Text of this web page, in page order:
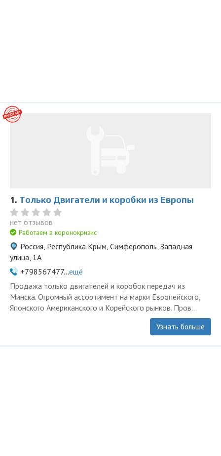
1. Только Двигатели и коробки из Европы
нет отзывов
Работаем в коронокризис
Россия, Республика Крым, Симферополь, Западная
улица, 1А
+798567477...ещё
Продажа только двигателей и коробок передач из
Минска. Огромный ассортимент на марки Европейского,
Японского Американского и Корейского рынков. Пров...
Узнать больше